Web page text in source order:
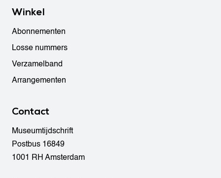
Winkel
Abonnementen
Losse nummers
Verzamelband
Arrangementen
Contact
Museumtijdschrift
Postbus 16849
1001 RH Amsterdam